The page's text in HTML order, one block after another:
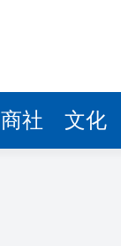
商社 文化